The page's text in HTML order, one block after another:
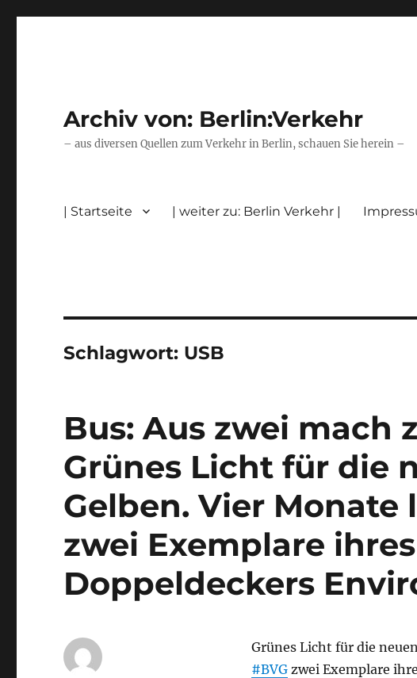
Archiv von: Berlin:Verkehr
– aus diversen Quellen zum Verkehr in Berlin, schauen Sie herein –
| Startseite | weiter zu: Berlin Verkehr |
Schlagwort: USB
Bus: Aus zwei mach
Grünes Licht für die
Gelben. Vier Monate
zwei Exemplare
Doppeldeckers
Grünes Licht für die
#BVGzwei Exemplare